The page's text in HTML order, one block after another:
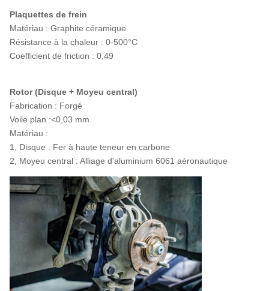
Plaquettes de frein
Matériau : Graphite céramique
Résistance à la chaleur : 0-500°C
Coefficient de friction : 0,49
Rotor (Disque + Moyeu central)
Fabrication : Forgé
Voile plan :<0,03 mm
Matériau :
1, Disque : Fer à haute teneur en carbone
2, Moyeu central : Alliage d'aluminium 6061 aéronautique